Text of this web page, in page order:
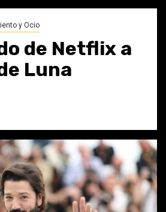
y Ocio
de Netflix a
Luna